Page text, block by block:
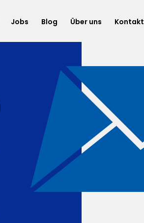
Jobs Blog Über uns Kontakt